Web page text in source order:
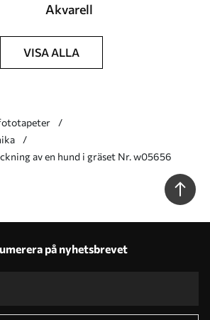
Akvarell
VISA ALLA
söt teckning av en hund i gräset Nr. w05656
på nyhetsbrevet